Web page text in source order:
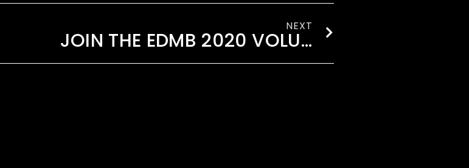
NEXT
JOIN THE EDMB 2020 VOLUNTEERS